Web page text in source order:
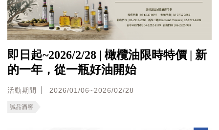
即日起~2026/2/28 | 橄欖油限時特價 | 新
的一年，從一瓶好油開始
活動期間 2026/01/06~2026/02/28
誠品酒窖